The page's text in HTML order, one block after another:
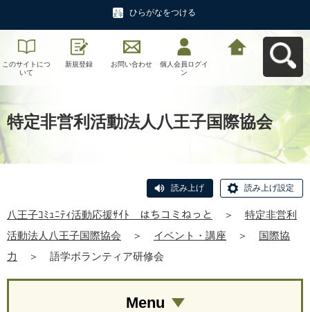
ひらがなをつける
このサイトにつ
いて
新規登録 お問い合わせ
個人会員ログイ
ン
特定非営利活動法人八王子国際協会
読み上げ 読み上げ設定
八王子ｺﾐｭﾆﾃｨ活動応援ｻｲﾄ はちコミねっと ＞
特定非営利
活動法人八王子国際協会
＞ イベント・講座 ＞
国際協
力
＞ 語学ボランティア研修会
Menu